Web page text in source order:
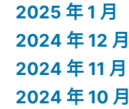
2025 年 1 月
2024 年 12 月
2024 年 11 月
2024 年 10 月